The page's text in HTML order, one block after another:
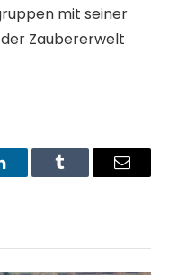
mit seiner
Zaubererwelt
Tumblr Email